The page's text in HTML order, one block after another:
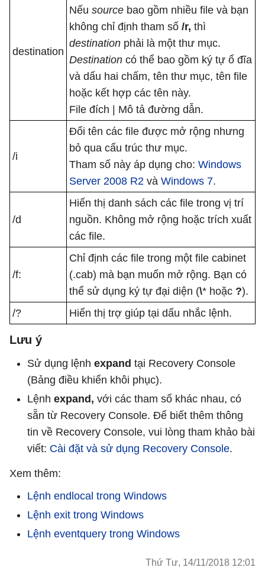
destination
Nếu source bao gồm nhiều file và bạn
không chỉ định tham số /r, thì
destination phải là một thư mục.
Destination có thể bao gồm ký tự ổ đĩa
và dấu hai chấm, tên thư mục, tên file
hoặc kết hợp các tên này.
File đích | Mô tả đường dẫn.
/i
Đổi tên các file được mở rộng nhưng
bỏ qua cấu trúc thư mục.
Tham số này áp dụng cho: Windows
Server 2008 R2 và Windows 7.
/d
Hiển thị danh sách các file trong vị trí
nguồn. Không mở rộng hoặc trích xuất
các file.
/f:
Chỉ định các file trong một file cabinet
(.cab) mà bạn muốn mở rộng. Bạn có
thể sử dụng ký tự đại diện (\* hoặc ?).
/?
Hiển thị trợ giúp tại dấu nhắc lệnh.
Lưu ý
Sử dụng lệnh expand tại Recovery Console
(Bảng điều khiển khôi phục).
Lệnh expand, với các tham số khác nhau, có
sẵn từ Recovery Console. Để biết thêm thông
tin về Recovery Console, vui lòng tham khảo bài
viết: Cài đặt và sử dụng Recovery Console.
Xem thêm:
Lệnh endlocal trong Windows
Lệnh exit trong Windows
Lệnh eventquery trong Windows
Thứ Tư, 14/11/2018 12:01